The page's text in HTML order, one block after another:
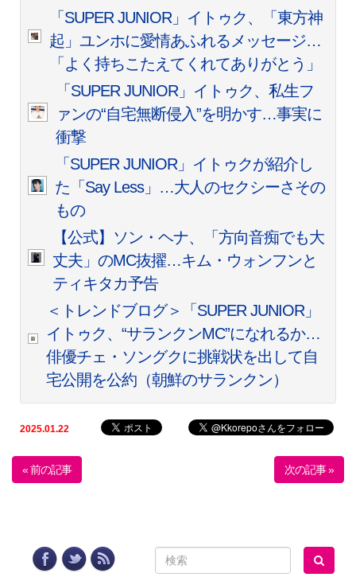
「SUPER JUNIOR」イトゥク、「東方神
起」ユンホに愛情あふれるメッセージ…
「よく持ちこたえてくれてありがとう」
「SUPER JUNIOR」イトゥク、私生フ
ァンの“自宅無断侵入”を明かす…事実に
衝撃
「SUPER JUNIOR」イトゥクが紹介し
た「Say Less」…大人のセクシーさその
もの
【公式】ソン・ヘナ、「方向音痴でも大
丈夫」のMC抜擢…キム・ウォンフンと
ティキタカ予告
＜トレンドブログ＞「SUPER JUNIOR」
イトゥク、“サランクンMC”になれるか…
俳優チェ・ソングクに挑戦状を出して自
宅公開を公約（朝鮮のサランクン）
2025.01.22
« 前の記事 次の記事 »